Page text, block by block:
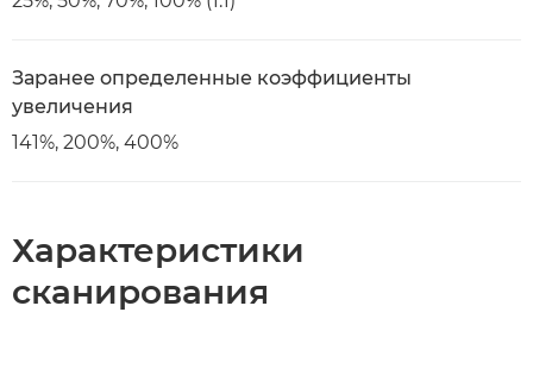
Заранее определенные коэффициенты
увеличения
141%, 200%, 400%
Характеристики
сканирования